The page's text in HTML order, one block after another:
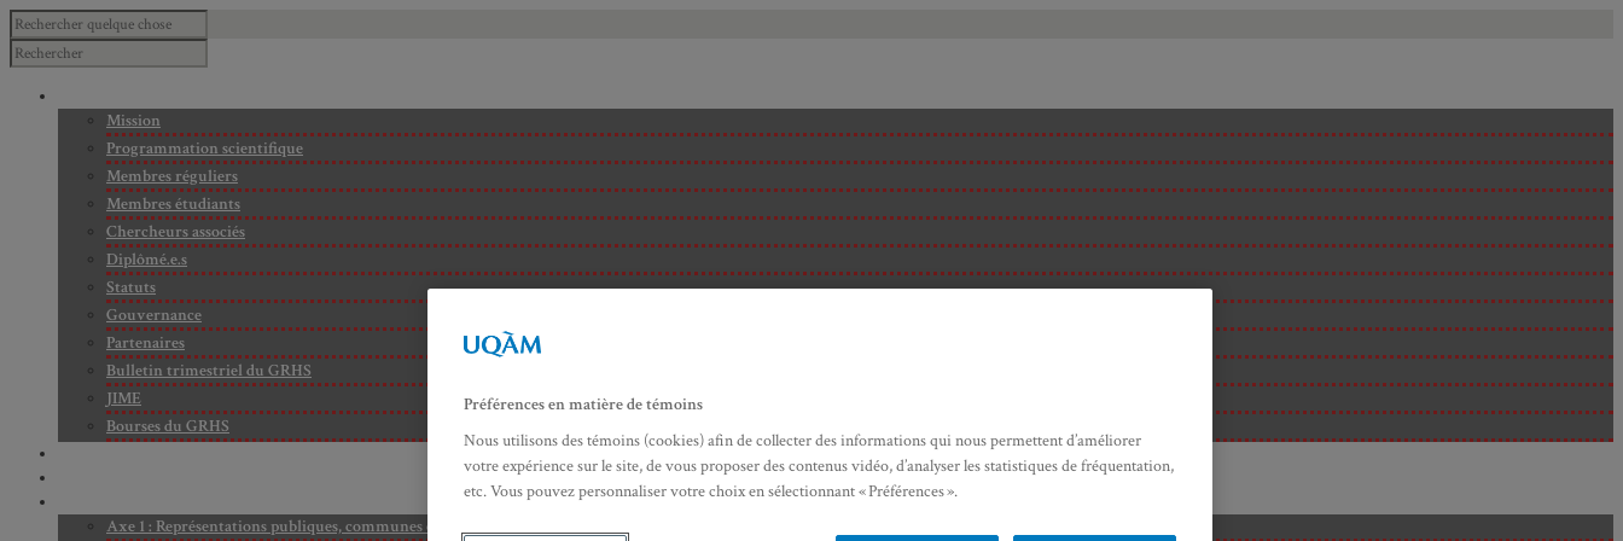
Mission
Programmation scientifique
Membres réguliers
Membres étudiants
Chercheurs associés
Diplômé.e.s
Statuts
Gouvernance
Partenaires
Bulletin trimestriel du GRHS
JIME
Bourses du GRHS
Axe 1 : Représentations publiques, communes et privées de la Cité
Préférences en matière de témoins
Nous utilisons des témoins (cookies) afin de collecter des informations qui nous permettent d’améliorer
votre expérience sur le site, de vous proposer des contenus vidéo, d’analyser les statistiques de fréquentation,
etc. Vous pouvez personnaliser votre choix en sélectionnant « Préférences ».